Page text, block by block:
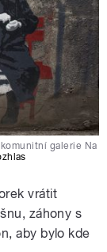
galerie Na
vrátit
záhony s
aby bylo kde